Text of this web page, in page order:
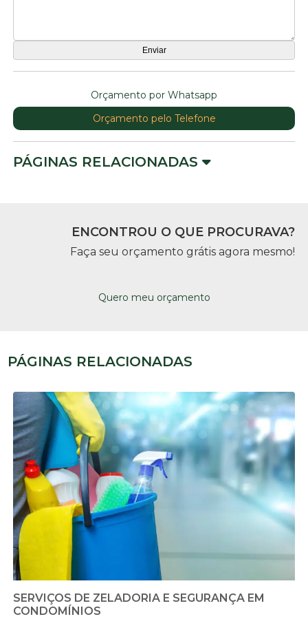
Orçamento por Whatsapp
Orçamento pelo Telefone
PÁGINAS RELACIONADAS
ENCONTROU O QUE PROCURAVA?
Faça seu orçamento grátis agora mesmo!
Quero meu orçamento
PÁGINAS RELACIONADAS
SERVIÇOS DE ZELADORIA E SEGURANÇA EM
CONDOMÍNIOS